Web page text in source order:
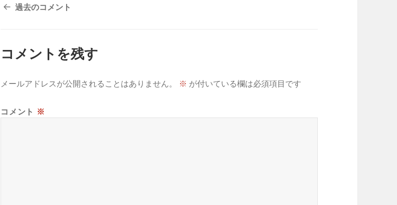
コ
ナ
ゲ
ー
ョ
過去のコメント
コメントを残す
メールアドレスが公開されることはありません。 ※ が付いている欄は必須項目です
コメント ※